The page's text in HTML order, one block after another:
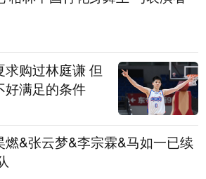
购过林庭谦 但
好满足的条件
燃&张云梦&李宗霖&马如一已续